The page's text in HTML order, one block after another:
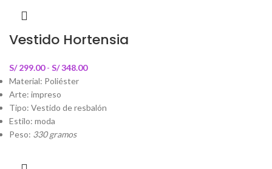
Vestido Hortensia
S/299.00 - S/348.00
Material: Poliéster
Arte: impreso
Tipo: Vestido de resbalón
Estilo: moda
Peso: 330 gramos